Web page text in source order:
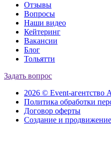
Отзывы
Вопросы
Наши видео
Кейтеринг
Вакансии
Блог
Тольятти
Задать вопрос
2026 © Event-агентство
Политика обработки
Договор оферты
Создание и